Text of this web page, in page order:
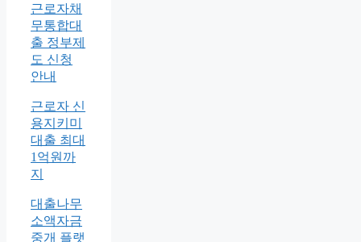
근로자채
무통합대
출 정부제
도 신청
안내
근로자 신
용지키미
대출 최대
1억원까
지
대출나무
소액자금
중개 플랫